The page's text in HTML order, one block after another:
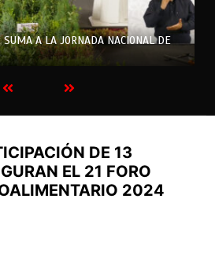
SUMA A LA JORNADA NACIONAL DE
DE 13
EL 21 FORO
2024